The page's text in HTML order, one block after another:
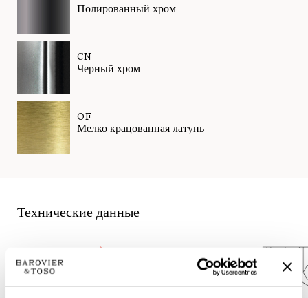
Полированный хром
CN
Черный хром
OF
Мелко крацованная латунь
Технические данные